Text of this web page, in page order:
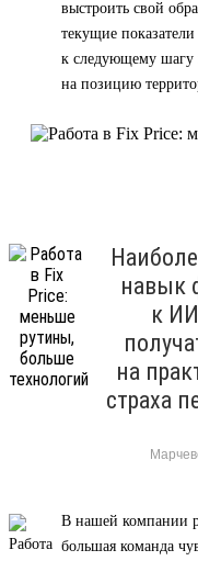
выстроить свой
текущие
к следующему шагу
на позицию
навык
к
на
страха
В нашей компании
большая команда